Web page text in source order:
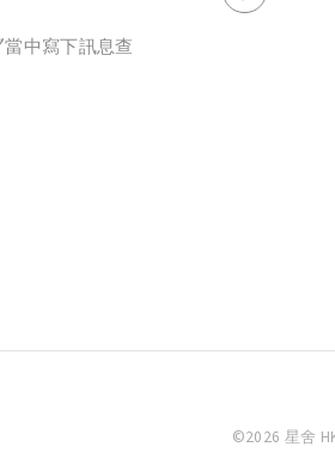
中寫下訊息查
©2026 星舍